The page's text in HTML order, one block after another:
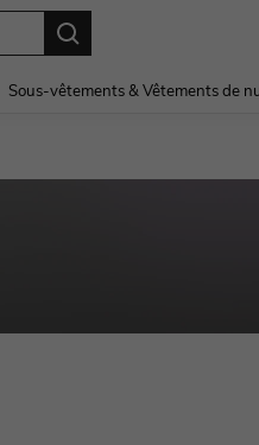
Sous-vêtements & Vêtements de